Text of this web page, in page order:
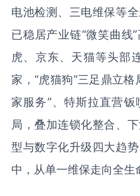
电池检测、三电维保等
已稳居产业链“微笑曲线
虎、京东、天猫等头部
家，“虎猫狗”三足鼎立
家服务”、特斯拉直营
局，叠加连锁化整合、
型与数字化升级四大趋
中，从单一维保走向全生